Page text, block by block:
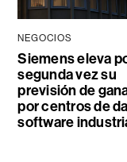
NEGOCIOS
Siemens eleva
segunda vez su
previsión de
por centros de
software